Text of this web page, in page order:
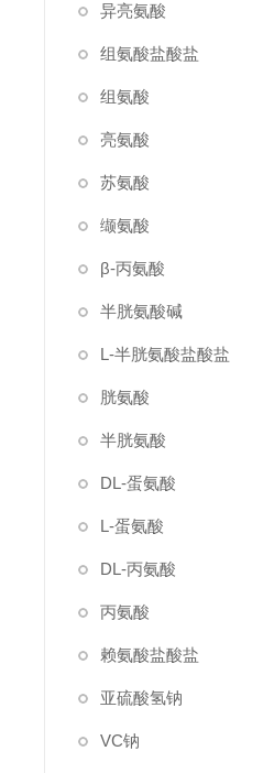
异亮氨酸
组氨酸盐酸盐
组氨酸
亮氨酸
苏氨酸
缬氨酸
β-丙氨酸
半胱氨酸碱
L-半胱氨酸盐酸盐
胱氨酸
半胱氨酸
DL-蛋氨酸
L-蛋氨酸
DL-丙氨酸
丙氨酸
赖氨酸盐酸盐
亚硫酸氢钠
VC钠